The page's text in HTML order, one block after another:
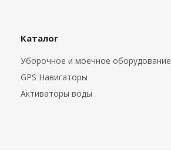
Каталог
Уборочное и моечное оборудование
GPS Навигаторы
Активаторы воды